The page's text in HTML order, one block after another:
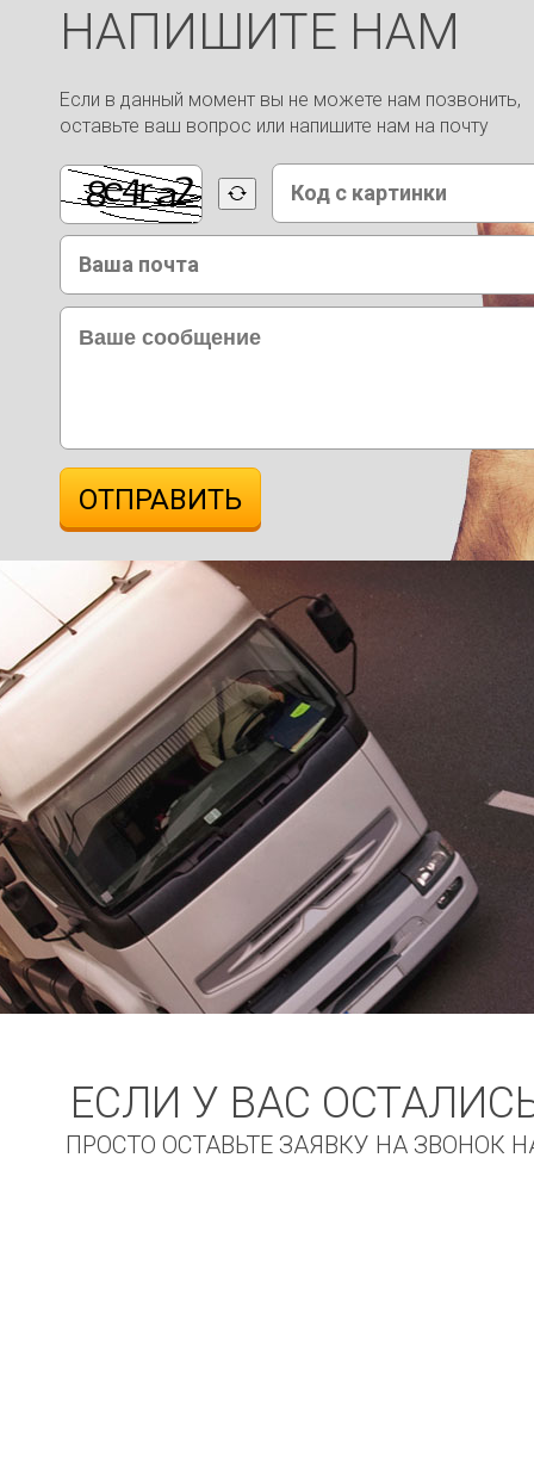
НАПИШИТЕ НАМ
Если в данный момент вы не можете нам позвонить,
оставьте ваш вопрос или напишите нам на почту
ЕСЛИ У ВАС
ПРОСТО ОСТАВЬТЕ ЗАЯВКУ НА ЗВОНОК